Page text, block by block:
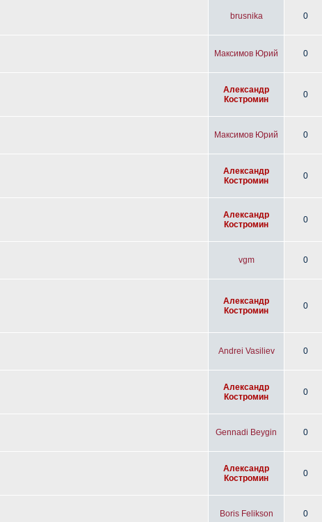
brusnika 0
Максимов Юрий 0
Александр
Костромин
0
Максимов Юрий 0
Александр
Костромин
0
Александр
Костромин
0
vgm 0
Александр
Костромин
0
Andrei Vasiliev 0
Александр
Костромин
0
Gennadi Beygin 0
Александр
Костромин
0
Boris Felikson 0